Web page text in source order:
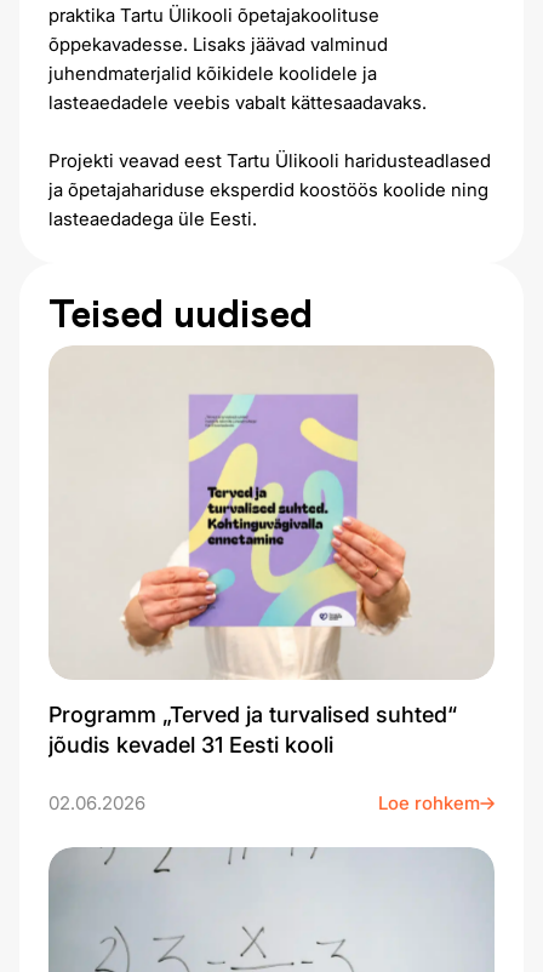
praktika Tartu Ülikooli õpetajakoolituse
õppekavadesse. Lisaks jäävad valminud
juhendmaterjalid kõikidele koolidele ja
lasteaedadele veebis vabalt kättesaadavaks.
Projekti veavad eest Tartu Ülikooli haridusteadlased
ja õpetajahariduse eksperdid koostöös koolide ning
lasteaedadega üle Eesti.
Teised uudised
Programm „Terved ja turvalised suhted“
jõudis kevadel 31 Eesti kooli
02.06.2026 Loe rohkem